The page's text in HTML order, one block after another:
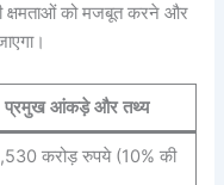
क्षमताओं को मजबूत करने और
प्रमुख आंकड़े और तथ्य
करोड़ रुपये (10% की